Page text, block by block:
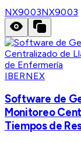
NX9003NX9003
IBERNEX
Software de
Monitoreo
Tiempos de